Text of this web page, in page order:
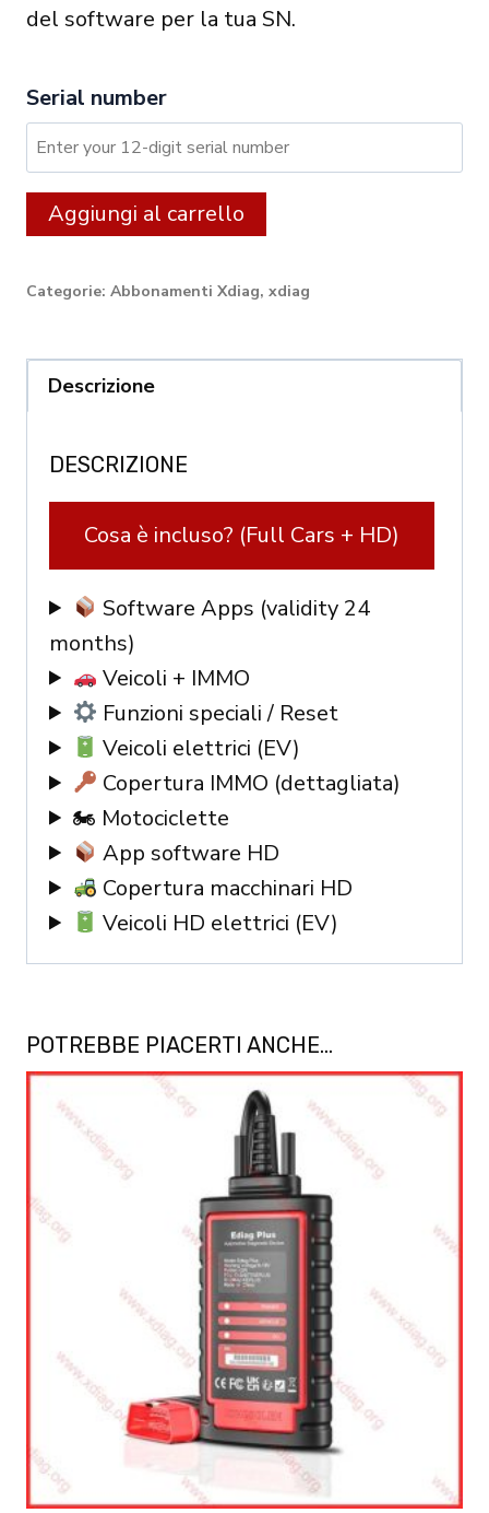
del software per la tua SN.
Serial number
XDIAG:
24
month
CARS
/
TRUCKS
IMMO
quantity
Aggiungi al carrello
Categorie: Abbonamenti Xdiag, xdiag
Descrizione
DESCRIZIONE
Cosa è incluso? (Full Cars + HD)
Software Apps (validity 24
months)
Veicoli + IMMO
Funzioni speciali / Reset
Veicoli elettrici (EV)
Copertura IMMO (dettagliata)
🏍 Motociclette
App software HD
Copertura macchinari HD
Veicoli HD elettrici (EV)
POTREBBE PIACERTI ANCHE…